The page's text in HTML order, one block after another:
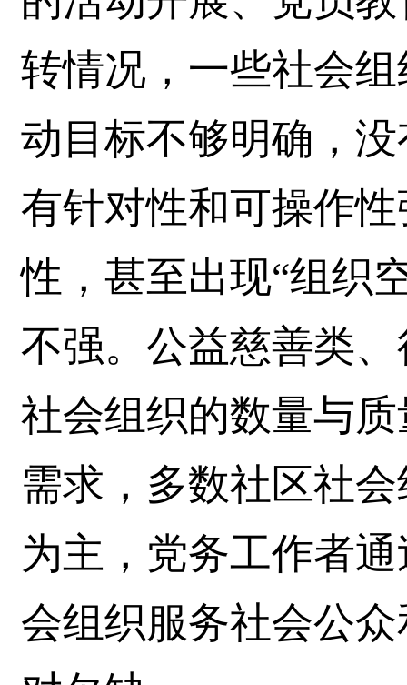
转情况，一些社会
动目标不够明确，
有针对性和可操作
性，甚至出现“组织
不强。公益慈善类
社会组织的数量与
需求，多数社区社
为主，党务工作者
会组织服务社会公